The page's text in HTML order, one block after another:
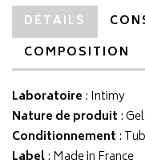
DÉTAILS
COMPOSITION
Laboratoire : Intimy
Nature de produit : Gel
Conditionnement :
Label: Made in France